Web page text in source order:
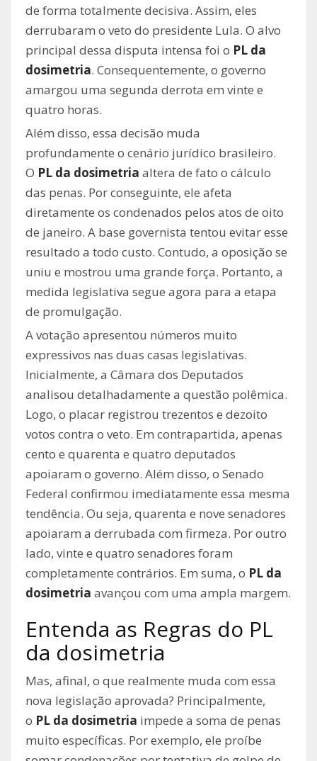
de forma totalmente decisiva. Assim, eles
derrubaram o veto do presidente Lula. O alvo
principal dessa disputa intensa foi o PL da
dosimetria. Consequentemente, o governo
amargou uma segunda derrota em vinte e
quatro horas.
Além disso, essa decisão muda
profundamente o cenário jurídico brasileiro.
O PL da dosimetria altera de fato o cálculo
das penas. Por conseguinte, ele afeta
diretamente os condenados pelos atos de oito
de janeiro. A base governista tentou evitar esse
resultado a todo custo. Contudo, a oposição se
uniu e mostrou uma grande força. Portanto, a
medida legislativa segue agora para a etapa
de promulgação.
A votação apresentou números muito
expressivos nas duas casas legislativas.
Inicialmente, a Câmara dos Deputados
analisou detalhadamente a questão polêmica.
Logo, o placar registrou trezentos e dezoito
votos contra o veto. Em contrapartida, apenas
cento e quarenta e quatro deputados
apoiaram o governo. Além disso, o Senado
Federal confirmou imediatamente essa mesma
tendência. Ou seja, quarenta e nove senadores
apoiaram a derrubada com firmeza. Por outro
lado, vinte e quatro senadores foram
completamente contrários. Em suma, o PL da
dosimetria avançou com uma ampla margem.
Entenda as Regras do PL
da dosimetria
Mas, afinal, o que realmente muda com essa
nova legislação aprovada? Principalmente,
o PL da dosimetria impede a soma de penas
muito específicas. Por exemplo, ele proíbe